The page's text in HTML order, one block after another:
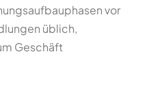
vor
üblich,
Geschäft